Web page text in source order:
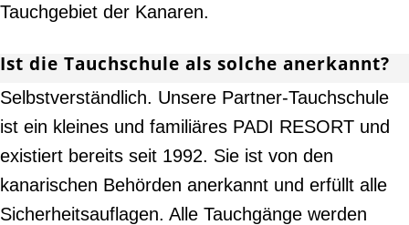
Tauchgebiet der Kanaren.
Ist die Tauchschule als solche anerkannt?
Selbstverständlich. Unsere Partner-Tauchschule
ist ein kleines und familiäres PADI RESORT und
existiert bereits seit 1992. Sie ist von den
kanarischen Behörden anerkannt und erfüllt alle
Sicherheitsauflagen. Alle Tauchgänge werden